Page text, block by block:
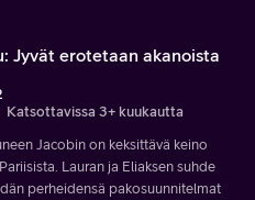
Jyvät erotetaan akanoista
Katsottavissa 3+ kuukautta
Jacobin on keksittävä keino
Lauran ja Eliaksen suhde
perheidensä pakosuunnitelmat